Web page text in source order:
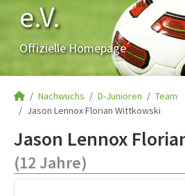
e.V.
Offizielle Homepage
Nachwuchs D-Junioren
Team
Jason Lennox Florian Wittkowski
Jason Lennox
(12 Jahre)